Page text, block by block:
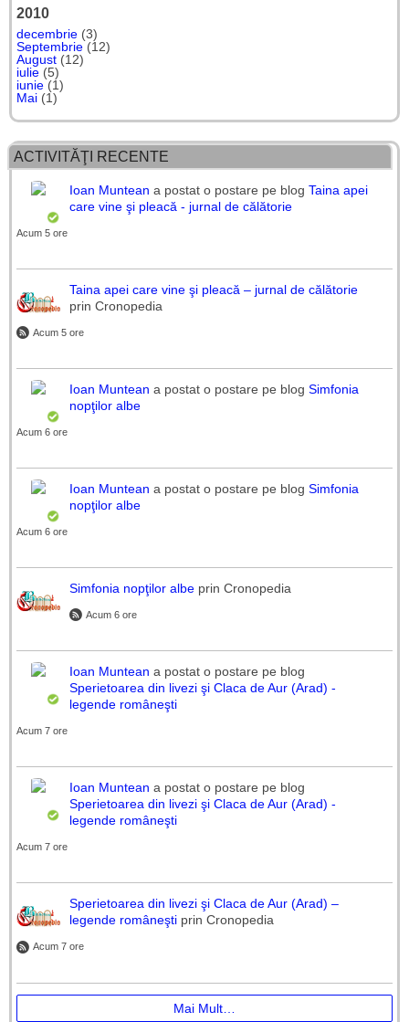
2010
decembrie (3)
Septembrie (12)
August (12)
iulie (5)
iunie (1)
Mai (1)
ACTIVITĂŢI RECENTE
Ioan Muntean a postat o postare pe blog Taina apei
care vine şi pleacă - jurnal de călătorie
Acum 5 ore
Taina apei care vine şi pleacă – jurnal de călătorie
prin Cronopedia
Acum 5 ore
Ioan Muntean a postat o postare pe blog Simfonia
nopţilor albe
Acum 6 ore
Ioan Muntean a postat o postare pe blog Simfonia
nopţilor albe
Acum 6 ore
Simfonia nopţilor albe prin Cronopedia
Acum 6 ore
Ioan Muntean a postat o postare pe blog
Sperietoarea din livezi şi Claca de Aur (Arad) -
legende româneşti
Acum 7 ore
Ioan Muntean a postat o postare pe blog
Sperietoarea din livezi şi Claca de Aur (Arad) -
legende româneşti
Acum 7 ore
Sperietoarea din livezi şi Claca de Aur (Arad) –
legende româneşti prin Cronopedia
Acum 7 ore
Mai Mult…